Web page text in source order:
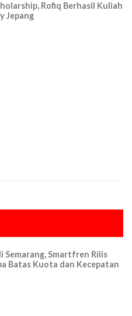
Rofiq Berhasil Kuliah
Jepang
Semarang, Smartfren Rilis
Batas Kuota dan Kecepatan